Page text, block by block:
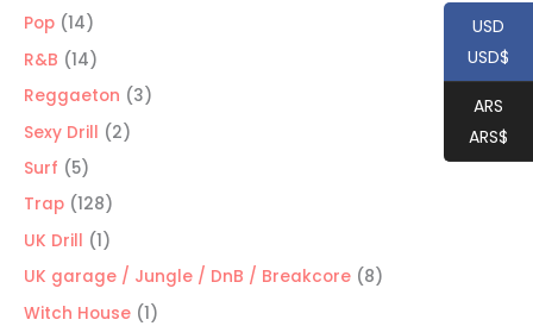
Pop 1414
productos
R&B 1414
productos
Reggaeton 33
Sexy Drill 22
Surf 55
productos
Trap 128128
productos
UK Drill 11
producto
UK garage / Jungle / DnB / Breakcore 88
Witch House 11
USD
USD$
ARS
ARS$